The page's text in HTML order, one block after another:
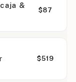
&
$87
$519